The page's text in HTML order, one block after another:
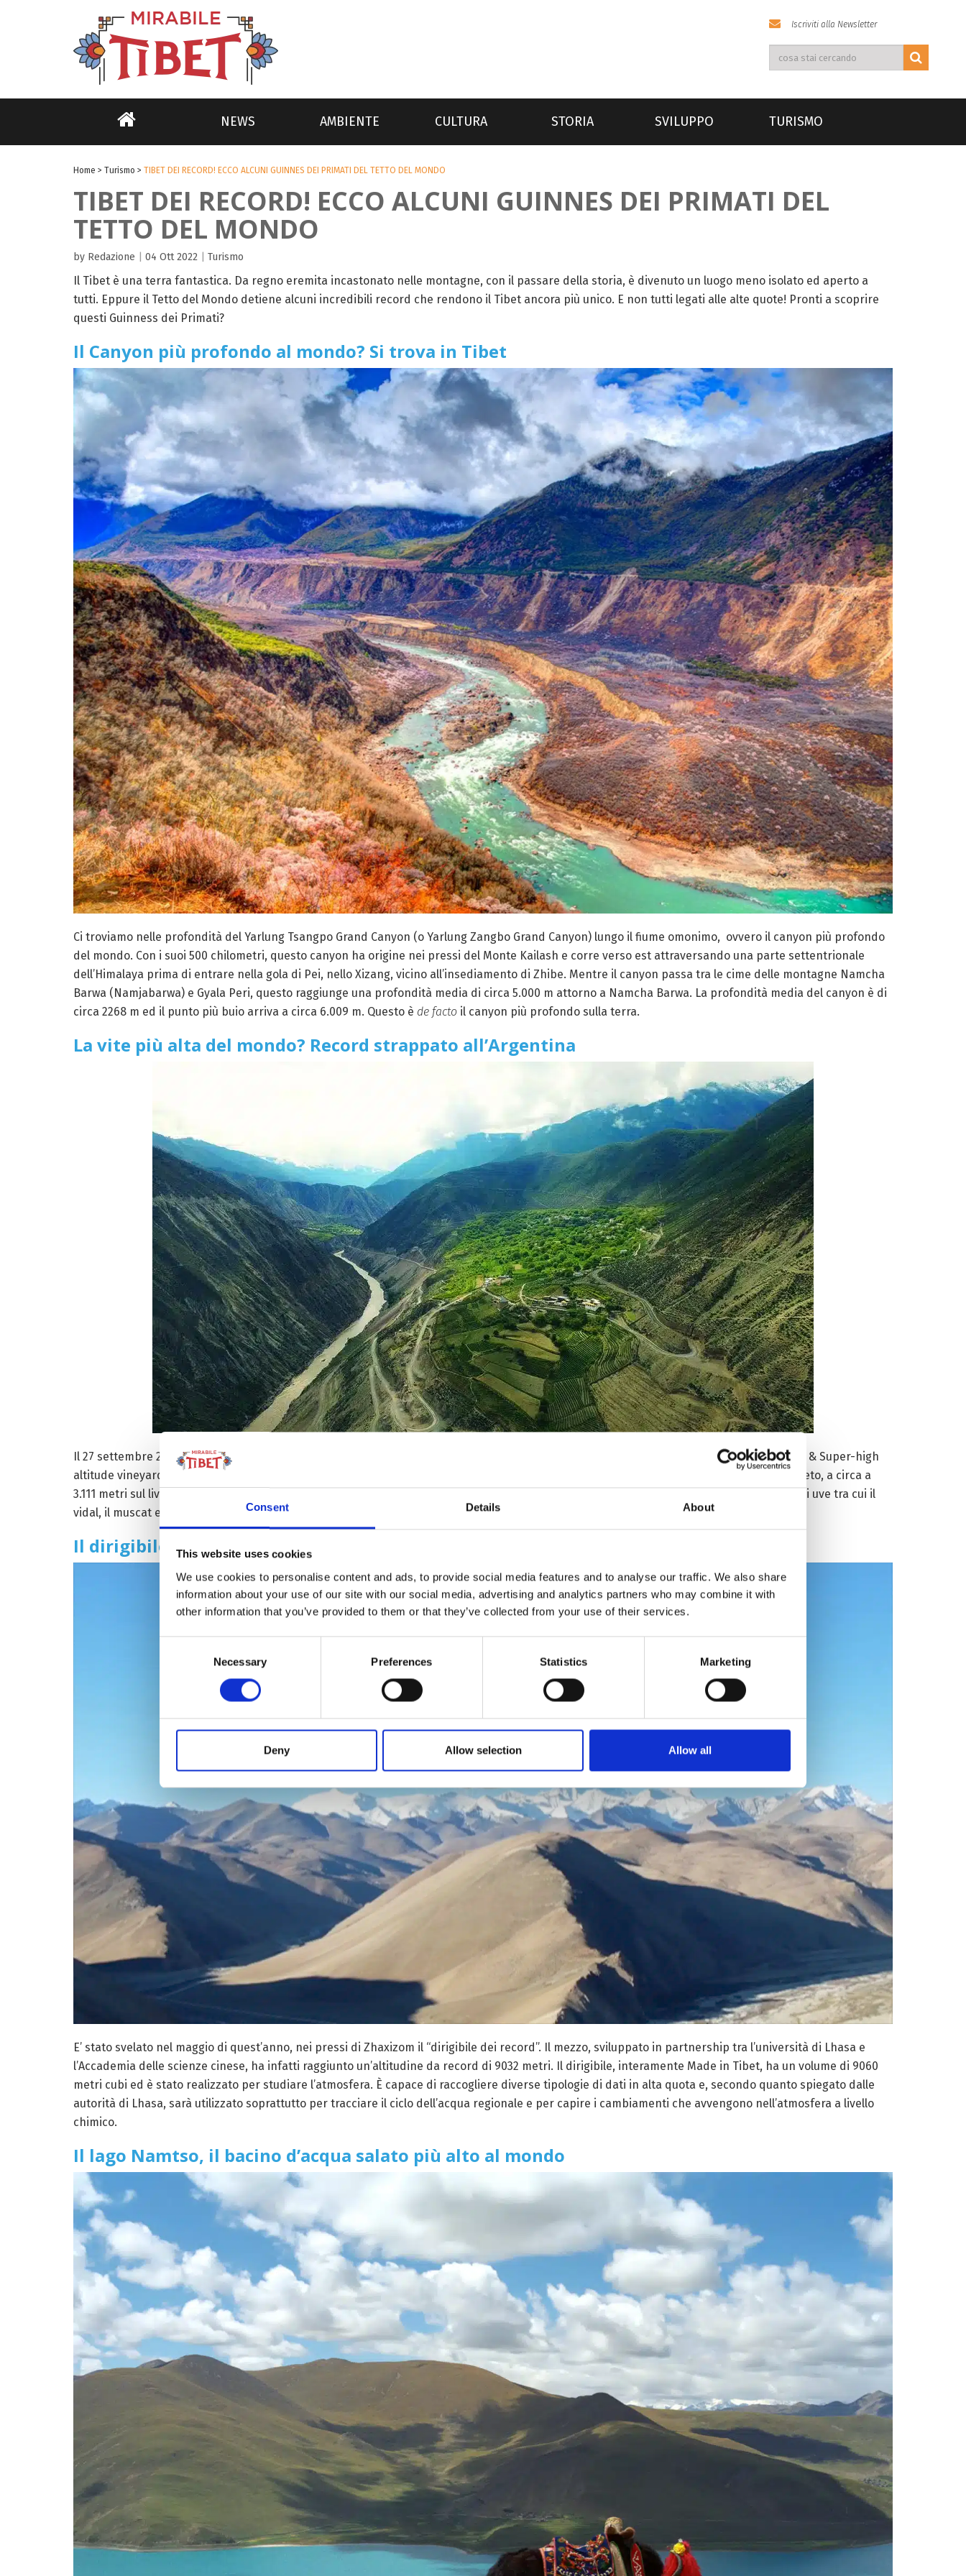
Consent Details About
This website uses cookies
We use cookies to personalise content and ads, to provide social media features and to analyse our traffic. We also share
information about your use of our site with our social media, advertising and analytics partners who may combine it with
other information that you’ve provided to them or that they’ve collected from your use of their services.
Necessary Preferences Statistics Marketing
Deny Allow selection Allow all
Iscriviti alla Newsletter
NEWS AMBIENTE CULTURA STORIA SVILUPPO TURISMO
Home > Turismo > TIBET DEI RECORD! ECCO ALCUNI GUINNES DEI PRIMATI DEL TETTO DEL MONDO
TIBET DEI RECORD! ECCO ALCUNI GUINNES DEI PRIMATI DEL
TETTO DEL MONDO
by Redazione 04 Ott 2022 Turismo
Il Tibet è una terra fantastica. Da regno eremita incastonato nelle montagne, con il passare della storia, è divenuto un luogo meno isolato ed aperto a
tutti. Eppure il Tetto del Mondo detiene alcuni incredibili record che rendono il Tibet ancora più unico. E non tutti legati alle alte quote! Pronti a scoprire
questi Guinness dei Primati?
Il Canyon più profondo al mondo? Si trova in Tibet
Ci troviamo nelle profondità del Yarlung Tsangpo Grand Canyon (o Yarlung Zangbo Grand Canyon) lungo il fiume omonimo, ovvero il canyon più profondo
del mondo. Con i suoi 500 chilometri, questo canyon ha origine nei pressi del Monte Kailash e corre verso est attraversando una parte settentrionale
dell’Himalaya prima di entrare nella gola di Pei, nello Xizang, vicino all’insediamento di Zhibe. Mentre il canyon passa tra le cime delle montagne Namcha
Barwa (Namjabarwa) e Gyala Peri, questo raggiunge una profondità media di circa 5.000 m attorno a Namcha Barwa. La profondità media del canyon è di
circa 2268 m ed il punto più buio arriva a circa 6.009 m. Questo è de facto il canyon più profondo sulla terra.
La vite più alta del mondo? Record strappato all’Argentina
Il 27 settembre 2018, il Guinness World Records ha riconosciuto un nuovo record assoluto: a 3.563,31 metri sul livello del mare, il ‘Pure Land & Super-high
altitude vineyard’ a Cai Na Xiang, Qushui County of Lhasa, Tibet, è il vigneto più alto del mondo. Il dato ha superato persino l’altissimo vigneto, a circa a
3.111 metri sul livello del mare, situato nella regione Argentina del Salta. Nel vigneto tibetano, di 66,7 ettari, sono piantate circa 11 varietà di uve tra cui il
vidal, il muscat e una varietà adatta a produrre icewine chiamata bei bing hong.
Il dirigibile dei record!
E’ stato svelato nel maggio di quest’anno, nei pressi di Zhaxizom il “dirigibile dei record”. Il mezzo, sviluppato in partnership tra l’università di Lhasa e
l’Accademia delle scienze cinese, ha infatti raggiunto un’altitudine da record di 9032 metri. Il dirigibile, interamente Made in Tibet, ha un volume di 9060
metri cubi ed è stato realizzato per studiare l’atmosfera. È capace di raccogliere diverse tipologie di dati in alta quota e, secondo quanto spiegato dalle
autorità di Lhasa, sarà utilizzato soprattutto per tracciare il ciclo dell’acqua regionale e per capire i cambiamenti che avvengono nell’atmosfera a livello
chimico.
Il lago Namtso, il bacino d’acqua salato più alto al mondo